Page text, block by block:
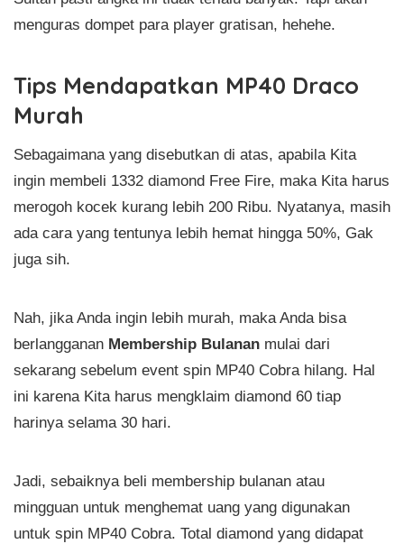
menguras dompet para player gratisan, hehehe.
Tips Mendapatkan MP40 Draco
Murah
Sebagaimana yang disebutkan di atas, apabila Kita
ingin membeli 1332 diamond Free Fire, maka Kita harus
merogoh kocek kurang lebih 200 Ribu. Nyatanya, masih
ada cara yang tentunya lebih hemat hingga 50%, Gak
juga sih.
Nah, jika Anda ingin lebih murah, maka Anda bisa
berlangganan Membership Bulanan mulai dari
sekarang sebelum event spin MP40 Cobra hilang. Hal
ini karena Kita harus mengklaim diamond 60 tiap
harinya selama 30 hari.
Jadi, sebaiknya beli membership bulanan atau
mingguan untuk menghemat uang yang digunakan
untuk spin MP40 Cobra. Total diamond yang didapat